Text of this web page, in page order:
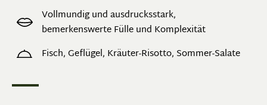
Vollmundig und ausdrucksstark,
bemerkenswerte Fülle und Komplexität
Fisch, Geflügel, Kräuter-Risotto, Sommer-Salate